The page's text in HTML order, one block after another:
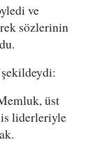
ve
sözlerinin
üst
liderleriyle